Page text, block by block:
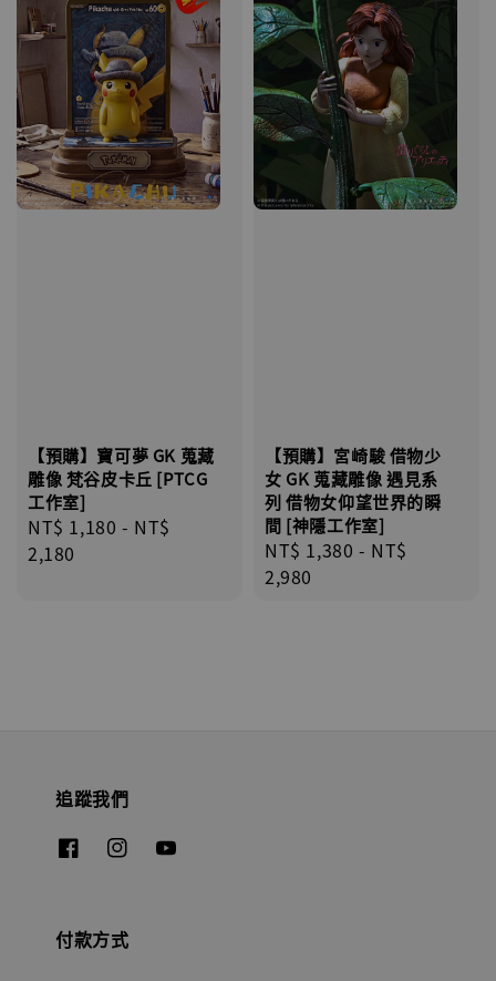
【預購】寶可夢 GK 蒐藏
雕像 梵谷皮卡丘 [PTCG
工作室]
Regular
price
NT$ 1,180 - NT$
2,180
【預購】宮崎駿 借物少
女 GK 蒐藏雕像 遇見系
列 借物女仰望世界的瞬
間 [神隱工作室]
Regular
price
NT$ 1,380 - NT$
2,980
追蹤我們
付款方式